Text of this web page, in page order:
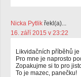
Nicka Pytlik řekl(a)...
16. září 2015 v 23:22
Likvidačních příběhů
Pro mne je naprosto
Zopakujme si to pro
To je mazec, panečku!